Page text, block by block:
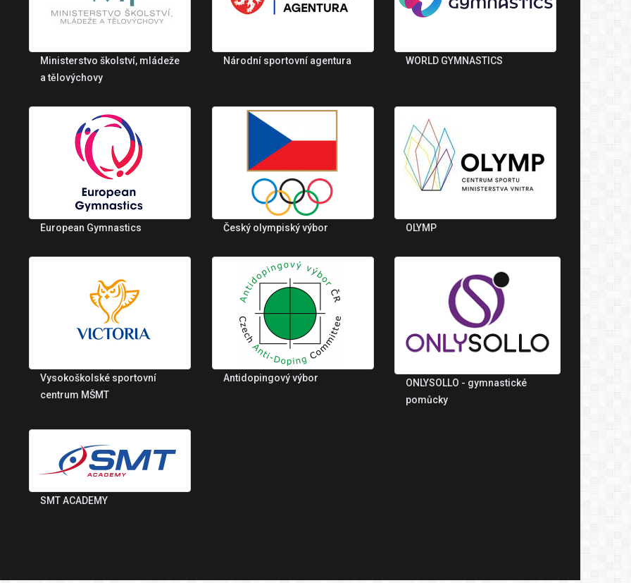
Ministerstvo školství, mládeže
a tělovýchovy
Národní sportovní agentura WORLD GYMNASTICS
European Gymnastics Český olympiský výbor OLYMP
Vysokoškolské sportovní
centrum MŠMT
Antidopingový výbor
ONLYSOLLO - gymnastické
pomůcky
SMT ACADEMY